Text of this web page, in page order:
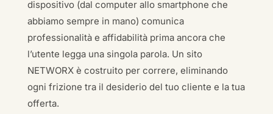
dispositivo (dal computer allo smartphone che
abbiamo sempre in mano) comunica
professionalità e affidabilità prima ancora che
l’utente legga una singola parola. Un sito
NETWORX è costruito per correre, eliminando
ogni frizione tra il desiderio del tuo cliente e la tua
offerta.